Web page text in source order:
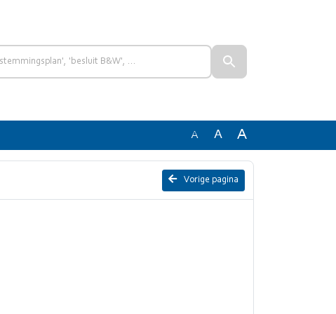
A A A
Vorige pagina